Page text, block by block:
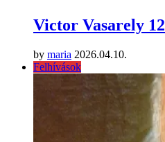
Victor Vasarely
by maria 2026.04.10.
Felhívások